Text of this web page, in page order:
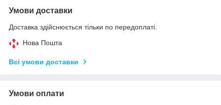
Умови доставки
Доставка здійснюється тільки по передоплаті.
Нова Пошта
Всі умови доставки
Умови оплати